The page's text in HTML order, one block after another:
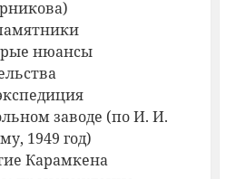
нюансы
заводе (по И. И.
1949 год)
Карамкена